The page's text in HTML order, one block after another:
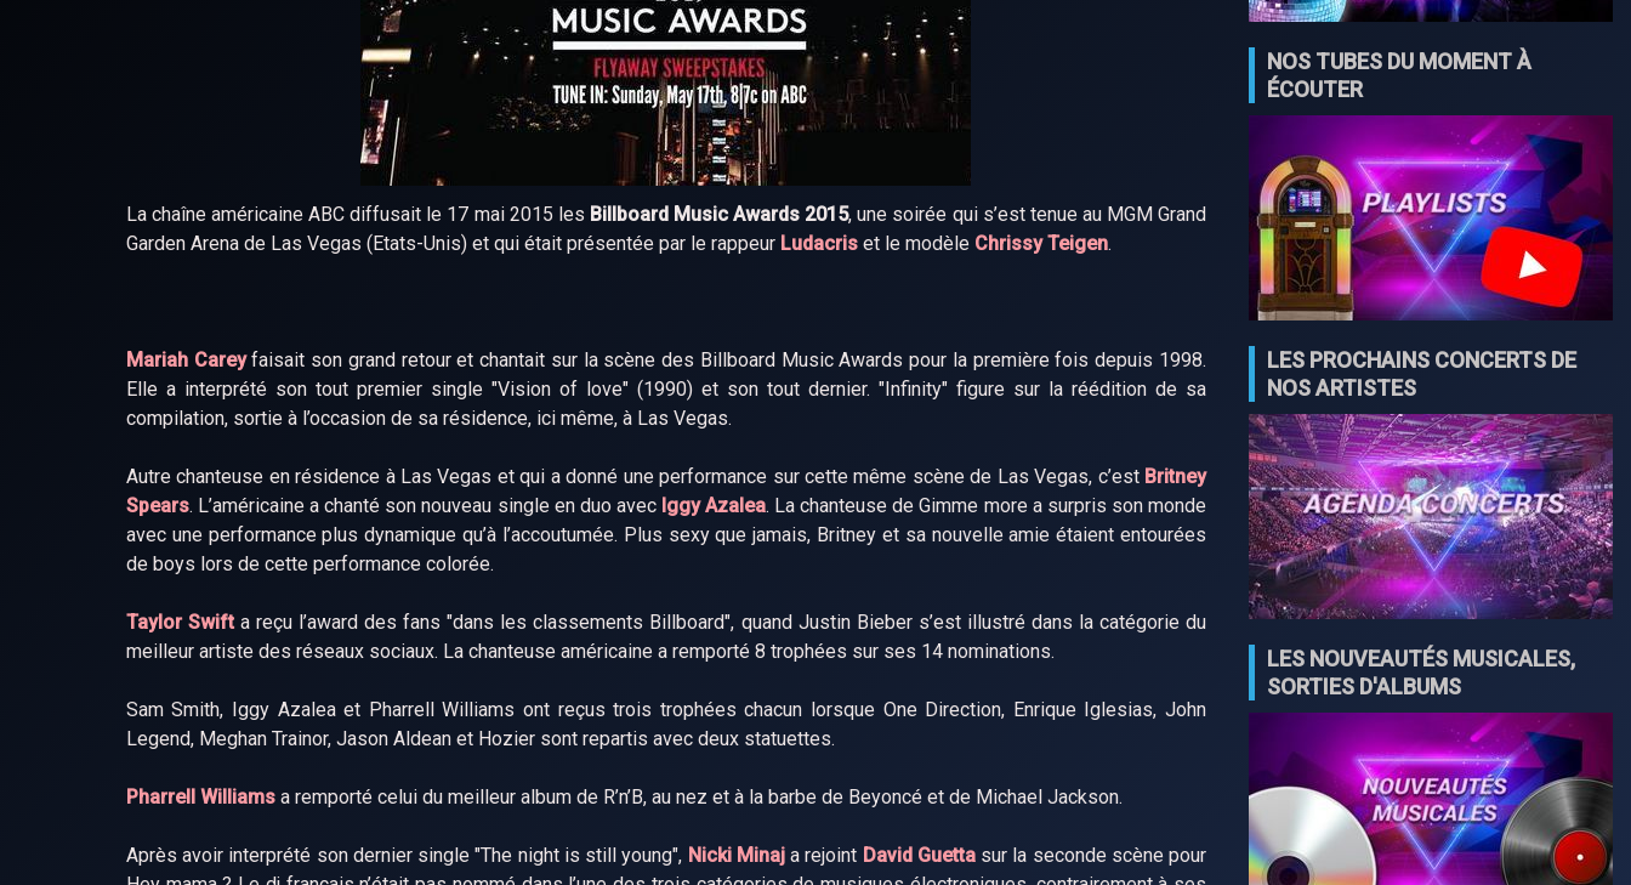
La chaîne américaine ABC diffusait le 17 mai 2015 les Billboard Music Awards 2015, une soirée qui s’est tenue au MGM Grand
Garden Arena de Las Vegas (Etats-Unis) et qui était présentée par le rappeur Ludacriset le modèle Chrissy Teigen.
Mariah Careyfaisait son grand retour et chantait sur la scène des Billboard Music Awards pour la première fois depuis 1998.
Elle a interprété son tout premier single "Vision of love" (1990) et son tout dernier. "Infinity" figure sur la réédition de sa
compilation, sortie à l’occasion de sa résidence, ici même, à Las Vegas.
Autre chanteuse en résidence à Las Vegas et qui a donné une performance sur cette même scène de Las Vegas, c’est Britney
Spears. L’américaine a chanté son nouveau single en duo avec Iggy Azalea. La chanteuse de Gimme more a surpris son monde
avec une performance plus dynamique qu’à l’accoutumée. Plus sexy que jamais, Britney et sa nouvelle amie étaient entourées
de boys lors de cette performance colorée.
Taylor Swifta reçu l’award des fans "dans les classements Billboard", quand Justin Bieber s’est illustré dans la catégorie du
meilleur artiste des réseaux sociaux. La chanteuse américaine a remporté 8 trophées sur ses 14 nominations.
Sam Smith, Iggy Azalea et Pharrell Williams ont reçus trois trophées chacun lorsque One Direction, Enrique Iglesias, John
Legend, Meghan Trainor, Jason Aldean et Hozier sont repartis avec deux statuettes.
Pharrell Williamsa remporté celui du meilleur album de R’n’B, au nez et à la barbe de Beyoncé et de Michael Jackson.
Après avoir interprété son dernier single "The night is still young", Nicki Minaja rejoint David Guettasur la seconde scène pour
NOS TUBES DU MOMENT À
ÉCOUTER
LES PROCHAINS CONCERTS DE
NOS ARTISTES
LES NOUVEAUTÉS MUSICALES,
SORTIES D'ALBUMS